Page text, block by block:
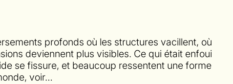
profonds où les structures vacillent, où
deviennent plus visibles. Ce qui était enfoui
se fissure, et beaucoup ressentent une forme
voir…